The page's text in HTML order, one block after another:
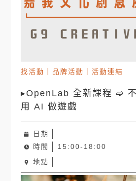
找活動 品牌活動 ｜活動連結
▸OpenLab 全新課程 ➫
用 AI 做遊戲
日期
時間
15:00-18:00
地點